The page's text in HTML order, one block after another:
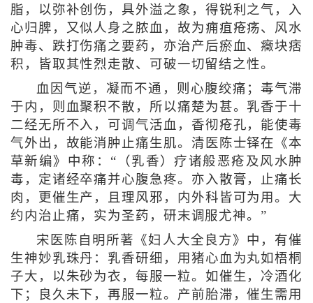
脂，以弥补创伤，具外溢之象，得锐利之气，入
心归脾，又似人身之脓血，故为痈疽疮疡、风水
肿毒、跌打伤痛之要药，亦治产后瘀血、癥块痞
积，皆取其性烈走散、可破一切留结之性。
血因气逆，凝而不通，则心腹绞痛；毒气滞
于内，则血聚积不散，所以痛楚为甚。乳香于十
二经无所不入，可调气活血，香彻疮孔，能使毒
气外出，故能消肿止痛生肌。清医陈士铎在《本
草新编》中称：“（乳香）疗诸般恶疮及风水肿
毒，定诸经卒痛并心腹急疼。亦入散膏，止痛长
肉，更催生产，且理风邪，内外科皆可为用。大
约内治止痛，实为圣药，研末调服尤神。”
宋医陈自明所著《妇人大全良方》中，有催
生神妙乳珠丹：乳香研细，用猪心血为丸如梧桐
子大，以朱砂为衣，每服一粒。如催生，冷酒化
下；良久未下，再服一粒。产前胎滞，催生需用